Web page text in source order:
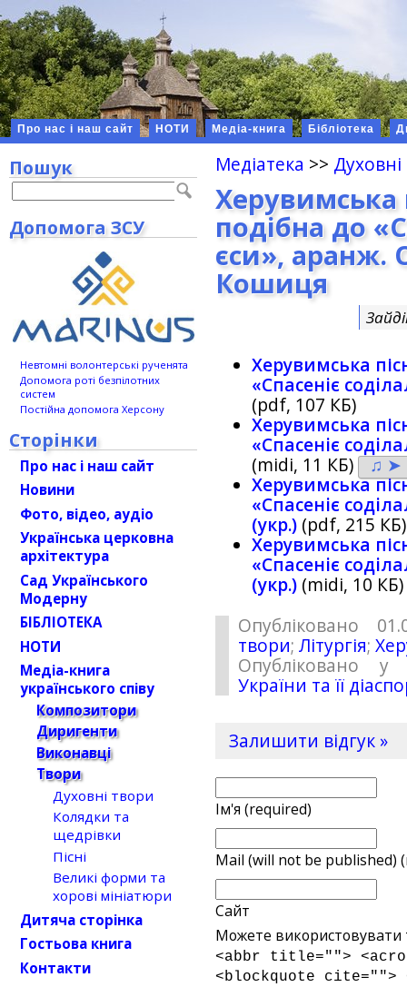
Про нас і наш сайт НОТИ Медіа-книга Бібліотека
Медіатека >>
Херувимська
подiбна до
єси», аранж.
Кошиця
Херувимська
«Спасенiє
(pdf, 107 КБ)
Херувимська
«Спасенiє
(midi, 11 КБ) ♫ ➤
Херувимська
«Спасенiє
(укр.) (pdf, 215 КБ)
Херувимська
«Спасенiє
(укр.) (midi, 10
Опубліковано
твори;Літургія;
Опубліковано у
України та її
Залишити відгук »
Ім'я (required)
Mail (will not be published)
Сайт
Можете використовувати
<abbr title="">
<blockquote cite="">
Пошук
Допомога ЗСУ
Невтомні волонтерські рученята
Допомога роті безпілотних
систем
Постійна допомога Херсону
Сторінки
Про нас і наш сайт
Новини
Фото, відео, аудіо
Українська церковна
архітектура
Сад Українського
Модерну
БІБЛІОТЕКА
НОТИ
Медіа-книга
українського співу
Композитори
Диригенти
Виконавці
Твори
Духовні твори
Колядки та
щедрівки
Пісні
Великі форми та
хорові мініатюри
Дитяча сторінка
Гостьова книга
Контакти